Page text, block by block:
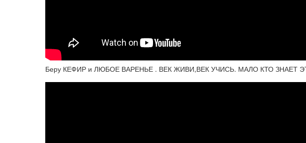
Беру КЕФИР и ЛЮБОЕ ВАРЕНЬЕ . ВЕК ЖИВИ,ВЕК УЧИСЬ. МАЛО КТО ЗНАЕТ